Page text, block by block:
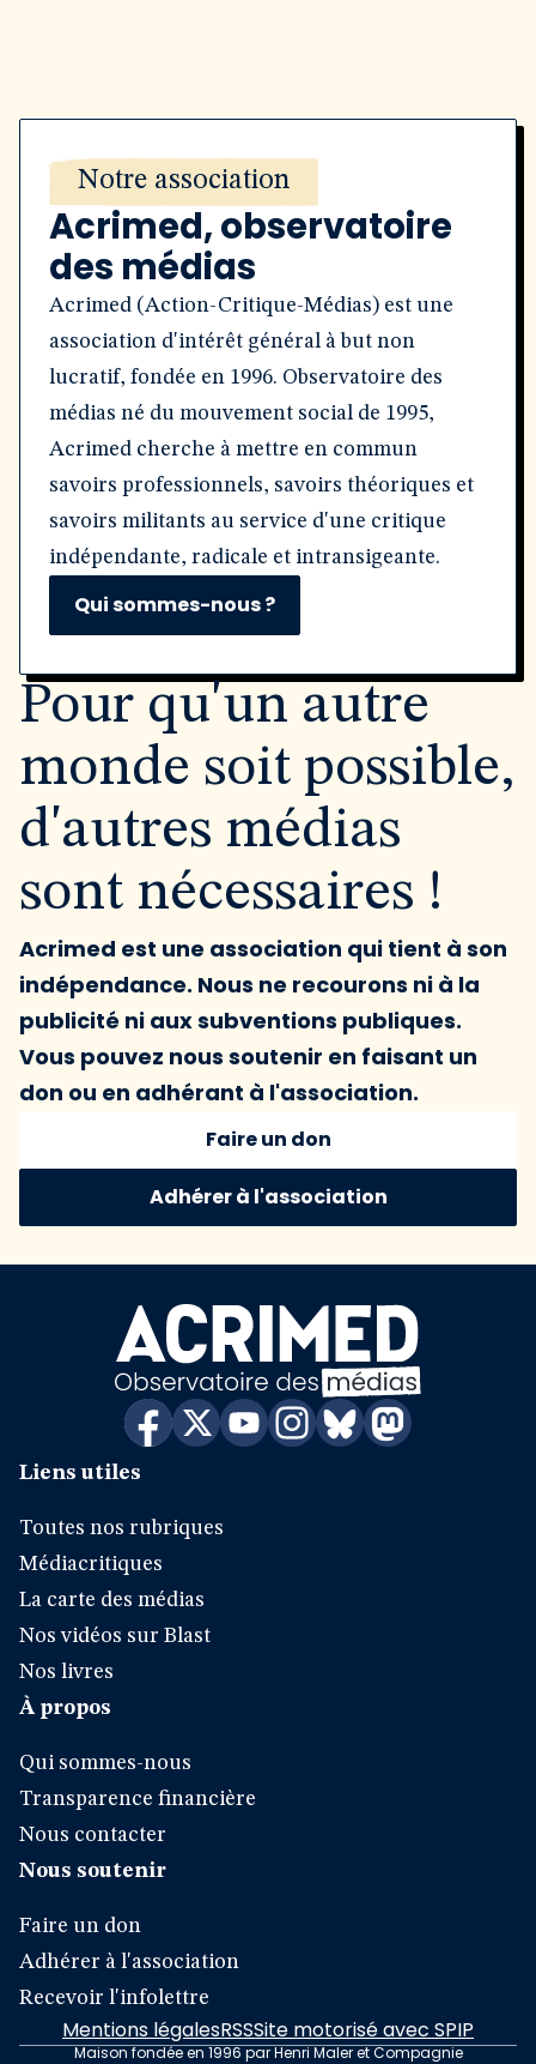
Notre association
Acrimed, observatoire
des médias
Acrimed (Action-Critique-Médias) est une
association d'intérêt général à but non
lucratif, fondée en 1996. Observatoire des
médias né du mouvement social de 1995,
Acrimed cherche à mettre en commun
savoirs professionnels, savoirs théoriques et
savoirs militants au service d'une critique
indépendante, radicale et intransigeante.
Qui sommes-nous ?
Pour qu'un autre
monde soit possible,
d'autres médias
sont nécessaires !
Acrimed est une association qui tient à son
indépendance. Nous ne recourons ni à la
publicité ni aux subventions publiques.
Vous pouvez nous soutenir en faisant un
don ou en adhérant à l'association.
Faire un don
Adhérer à l'association
Liens utiles
Toutes nos rubriques
Médiacritiques
La carte des médias
Nos vidéos sur Blast
Nos livres
À propos
Qui sommes-nous
Transparence financière
Nous contacter
Nous soutenir
Faire un don
Adhérer à l'association
Recevoir l'infolettre
Mentions légalesRSSSite motorisé avec SPIP
Maison fondée en 1996 par Henri Maler et Compagnie